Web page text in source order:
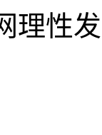
理性